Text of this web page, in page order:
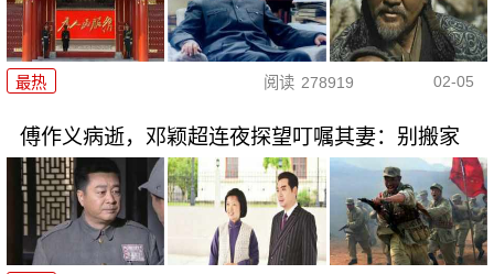
最热 阅读 278919 02-05
傅作义病逝，邓颖超连夜探望叮嘱其妻：别搬家